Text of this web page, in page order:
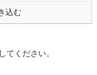
込む
してください。